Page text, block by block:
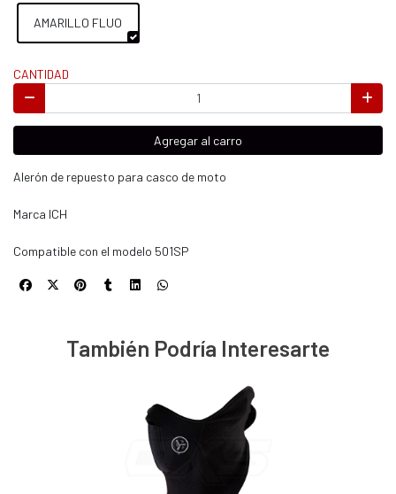
AMARILLO FLUO
CANTIDAD
Agregar al carro
Alerón de repuesto para casco de moto
Marca ICH
Compatible con el modelo 501SP
También Podría Interesarte